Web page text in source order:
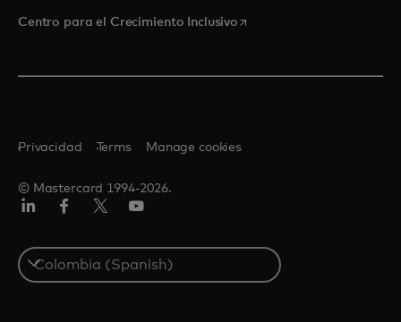
Centro para el Crecimiento Inclusivose abre en una pestaña
© Mastercard 1994-2026.
Privacidad Terms Manage cookies
Select
a
country